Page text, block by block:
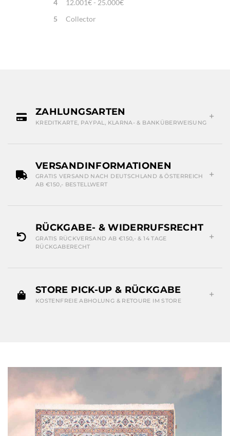
4
12.001€ - 25.000€
5
Collector
ZAHLUNGSARTEN
KREDITKARTE, PAYPAL, KLARNA- & BANKÜBERWEISUNG
VERSANDINFORMATIONEN
GRATIS VERSAND NACH DEUTSCHLAND & ÖSTERREICH
AB €150,- BESTELLWERT
RÜCKGABE- & WIDERRUFSRECHT
GRATIS RÜCKVERSAND AB €150,- & 14 TAGE
RÜCKGABERECHT
STORE PICK-UP & RÜCKGABE
KOSTENFREIE ABHOLUNG & RETOURE IM STORE